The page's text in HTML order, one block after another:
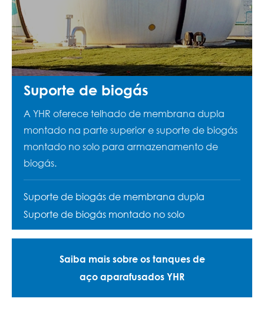
Suporte de biogás
A YHR oferece telhado de membrana dupla
montado na parte superior e suporte de biogás
montado no solo para armazenamento de
biogás.
Suporte de biogás de membrana dupla
Suporte de biogás montado no solo
Saiba mais sobre os tanques de
aço aparafusados YHR